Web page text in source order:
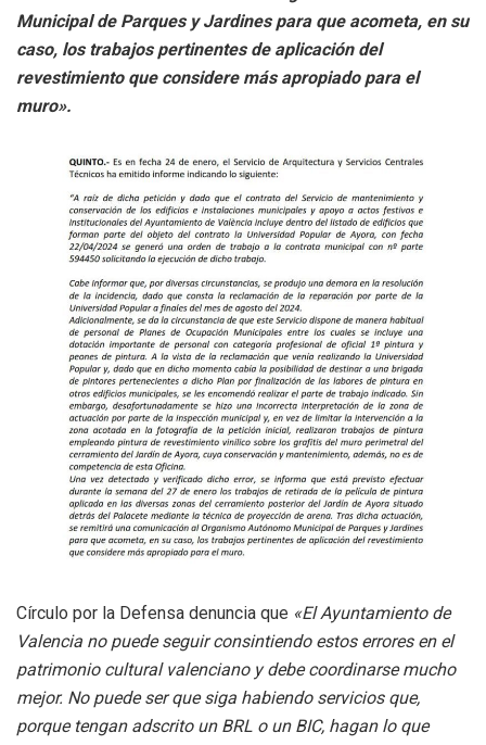
Municipal de Parques y Jardines para que acometa, en su
caso, los trabajos pertinentes de aplicación del
revestimiento que considere más apropiado para el
muro».
Círculo por la Defensa denuncia que «El Ayuntamiento de
Valencia no puede seguir consintiendo estos errores en el
patrimonio cultural valenciano y debe coordinarse mucho
mejor. No puede ser que siga habiendo servicios que,
porque tengan adscrito un BRL o un BIC, hagan lo que